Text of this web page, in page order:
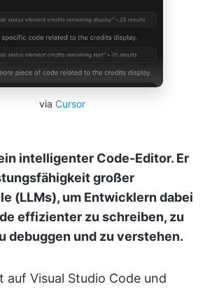
via Cursor
intelligenter Code-Editor. Er
großer
(LLMs), um Entwicklern dabei
effizienter zu schreiben, zu
debuggen und zu verstehen.
auf Visual Studio Code und